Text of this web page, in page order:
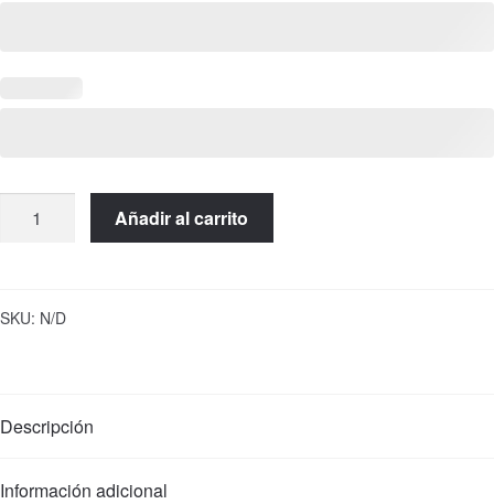
con
cantidad
Añadir al carrito
SKU: N/D
Descripción
Información adicional